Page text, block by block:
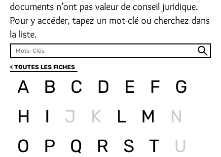
documents n’ont pas valeur de conseil juridique.
Pour y accéder, tapez un mot-clé ou cherchez dans
la liste.
< TOUTES LES FICHES
A B C D E F
G
H
I J K L M
N
O
P Q R S T
U